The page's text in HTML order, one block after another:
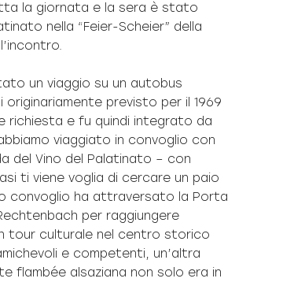
la giornata e la sera è stato
nella “Feier-Scheier” della
un viaggio su un autobus
originariamente previsto per il 1969
richiesta e fu quindi integrato da
viaggiato in convoglio con
del Vino del Palatinato – con
ti viene voglia di cercare un paio
convoglio ha attraversato la Porta
per raggiungere
tour culturale nel centro storico
e competenti, un’altra
flambée alsaziana non solo era in